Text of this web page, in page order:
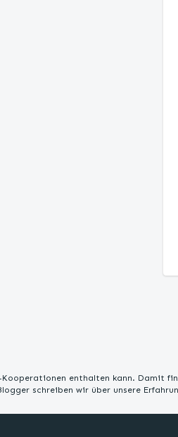
enthalten kann. Damit
schreiben wir über unsere